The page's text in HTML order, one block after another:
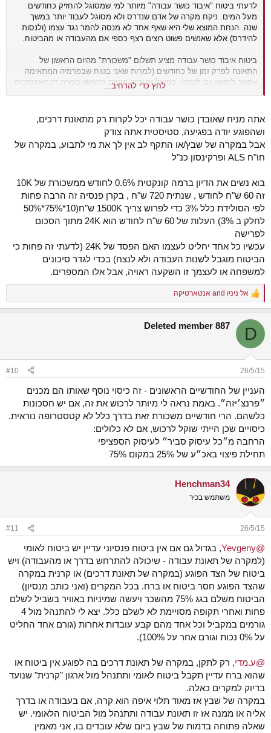
לדעתי ביטוח "איבוד כושר עבודה" מיותר למי שמסוגל להחזיק כחודשים
מעל המים. ניקח מקרה של אדם שנדרס ולא מסוגל לעבוד יותר במשך
שנה. הנחת המוצא שלי היא שאף אחד לא מנסה להמר נגד עצמו (ולנסות
להידרס) אלא שאנשים פשוט רוצים רצף כספי אם מהעבודה או מהביטוח.
ביטוח איבוד כושר עבודה מציע תשלום "משכורת" מהיום הראשון של
התאונה לפרק זמן של כחודשים (למרות שאני בטוח שבפרמיה המתאימה
אפשר למצוא גם ליותר). בפועל זה יהיה מהיום הראשון בצורה רטרואקטיבית
מי שמבוטח בפנסיה מקיפה כבר משלם עבור מרכיב של ביטוח למקרה של
יום אם כי בהחלט קיימים הסדרים של תשלום מהיום הראשון.
גם מי שלא מבוטח בקרן פנסיונית יכול לדרוש מהביטוח של הפוגע (או
מהביטוח הלאומי במקרה של תאונת עבודה) לשלם לו תשלום תכוף שיכסה
לחץ כדי להרחיב...
אתה מניח שאובדן כושר עבודה יכל לקרות רק מתאונת דרכים,
ושהפוגע יודה בפגיעה, סטיסטית אתה צודק
אבל במקרה של שבץ/או התקף לב אין לך את מי לתבוע, במקרה של
חו"ח ALS ופרקינסון כנ"ל
בוא נשים את הדיון ברמה קונקטית 0.6% לחודש ממשכורת של 10K
זה 60 ש"ח לחודש , שנתית 720 ש"ח , בקרן פנסיה זה הרבה פחות
לפי הסולידת כלל 3% כדי לפרוש צריך 1500K ש"ח(10*75%*50%
לחלק ב 3%) העלות של 60 ש"ח לחודש הוא 24K מתוך הסכום
לפרישה
עכשיו כל אחד יחליט לעצמו האם הפסד של 24K (לדעתי זה פחות כי
הביטוח מוגבל לשנות העבודה ולא לנצח) בכדי לגדר סיכונים
למשפחה או לעצמך זו השקעה ראויה, אבל אלו המספרים.
R
e
c
i
s
אל ניניו אנטארטיקה
D
Deleted member 887
26/5/15
#10
העניין של החודשיים הראשונים - זה כיסוי נוסף שאותו הם מכנים
״פרנצ׳יזה״. באמת נראה לי מיותר לרכוש את זה, אם יש חסכונות
כלשהם. הרי חודשיים משכורת זאת בדרך כלל לא קטסטרופה נוראית.
כיסויים שכן הייתי שוקל לרכוש, אם לא כלולים:
הרחבה מ״כל עיסוק סביר״ לעיסוק הספציפי
תחילת פיצוי באכ״ע של 25% במקום 75%
Henchman34
משתמש בכיר
26/5/15
#11
@Yevgeny
, בגדול גם אם אין ביטוח פנסיוני עדיין יש ביטוח לאומי
(למקרה של תאונת עבודה - שיכולה להתרחש בדרך או מהעבודה) ויש
ביטוח של הצד הפוגע (במקרה של תאונת דרכים) או קרנית במקרה
שהצד הפוגע חסר ביטוח או ברח. בכל המקרים (ואני כותב מנסיון)
הביטוח משלם בגג 75% מהשכר ויעשה שמיניות באוויר בשביל לשלם
פחות ואחרי תקופה מסויימת לא לשלם כלל. יצא לי להתנהל מול 4
גורמים במקביל וכל אחד מהם קבע עובדות אחרות (גורם אחד החליט
על 0% נכות וגורם אחר על 100%).
@ע.מדי, רק לתקן, במקרה של תאונת דרכים בה לפוגע אין ביטוח או
שהוא ברח עדיין תקבל ביטוח לאומי ותתנהל מול ארגון "קרנית" שנועד
בדיוק למקרים כאלה.
במקרה של שבץ אז מאוד תלוי איפה הוא קרה, אם בעבודה או בדרך
אליה או ממנה אז זו תאונת עבודה ותתנהל מול הביטוח הלאומי. יש
שאלה פתוחה בדמות של שבץ ביום שלא עובדים בו, אני מאמין